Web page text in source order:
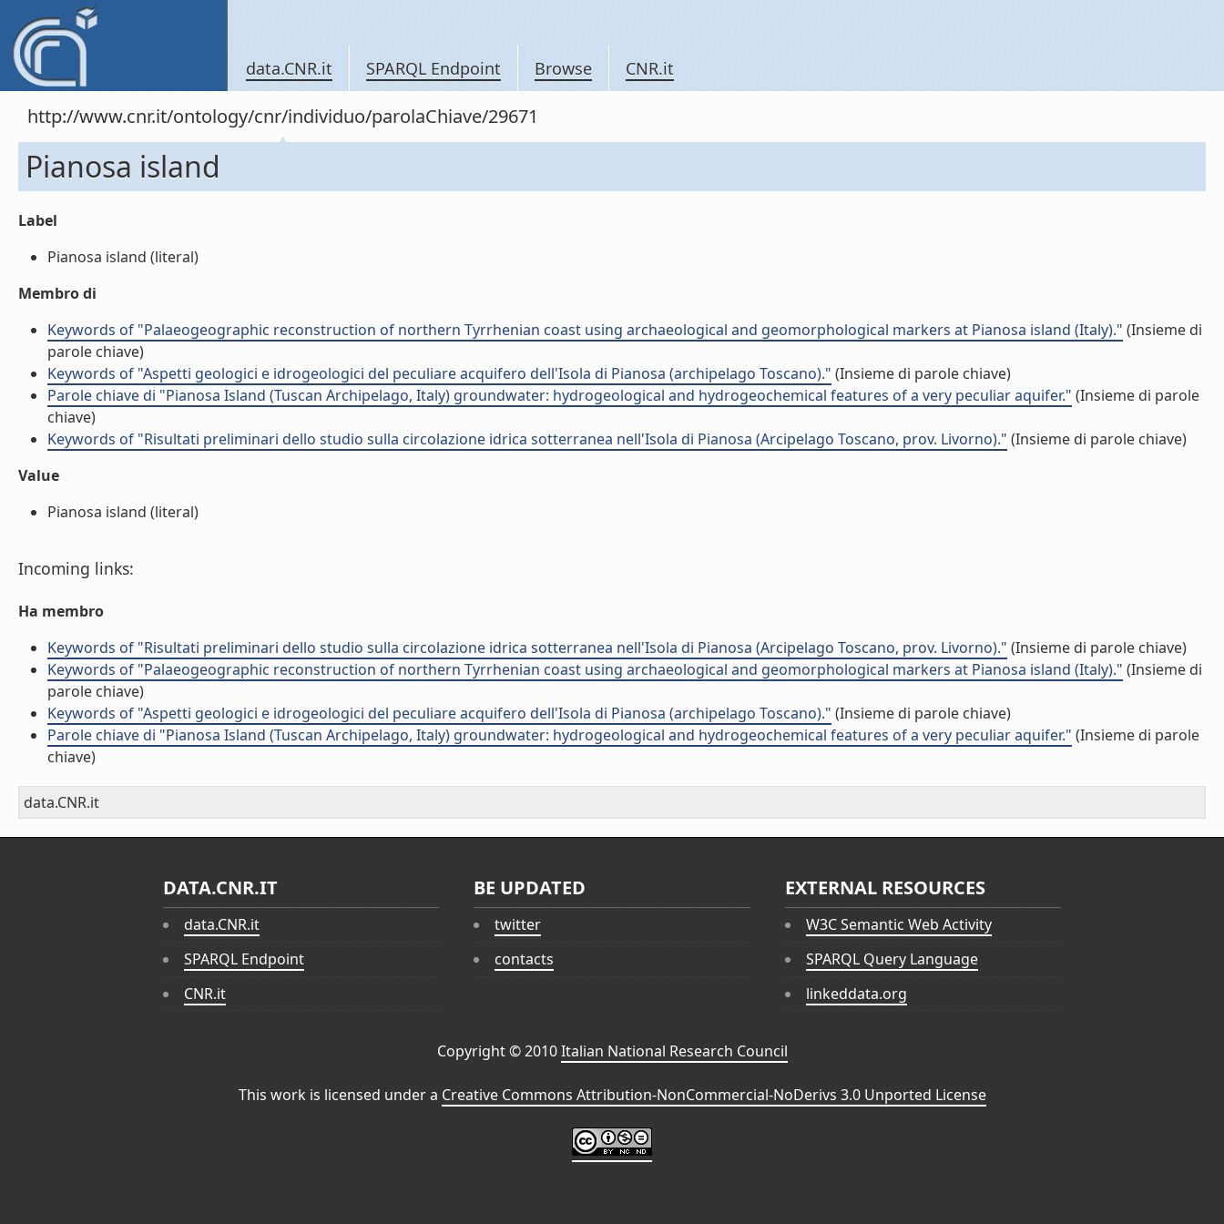
data.CNR.it SPARQL Endpoint Browse CNR.it
http://www.cnr.it/ontology/cnr/individuo/parolaChiave/29671
Pianosa island
Label
Pianosa island (literal)
Membro di
Keywords of "Palaeogeographic reconstruction of northern Tyrrhenian coast using archaeological and geomorphological markers at Pianosa island (Italy)." (Insieme di
parole chiave)
Keywords of "Aspetti geologici e idrogeologici del peculiare acquifero dell'Isola di Pianosa (archipelago Toscano)." (Insieme di parole chiave)
Parole chiave di "Pianosa Island (Tuscan Archipelago, Italy) groundwater: hydrogeological and hydrogeochemical features of a very peculiar aquifer." (Insieme di parole
chiave)
Keywords of "Risultati preliminari dello studio sulla circolazione idrica sotterranea nell'Isola di Pianosa (Arcipelago Toscano, prov. Livorno)." (Insieme di parole chiave)
Value
Pianosa island (literal)
Incoming links:
Ha membro
Keywords of "Risultati preliminari dello studio sulla circolazione idrica sotterranea nell'Isola di Pianosa (Arcipelago Toscano, prov. Livorno)." (Insieme di parole chiave)
Keywords of "Palaeogeographic reconstruction of northern Tyrrhenian coast using archaeological and geomorphological markers at Pianosa island (Italy)." (Insieme di
parole chiave)
Keywords of "Aspetti geologici e idrogeologici del peculiare acquifero dell'Isola di Pianosa (archipelago Toscano)." (Insieme di parole chiave)
Parole chiave di "Pianosa Island (Tuscan Archipelago, Italy) groundwater: hydrogeological and hydrogeochemical features of a very peculiar aquifer." (Insieme di parole
chiave)
data.CNR.it
DATA.CNR.IT
data.CNR.it
SPARQL Endpoint
CNR.it
BE UPDATED
twitter
contacts
EXTERNAL RESOURCES
W3C Semantic Web Activity
SPARQL Query Language
linkeddata.org
Copyright © 2010Italian National Research Council
This work is licensed under a Creative Commons Attribution-NonCommercial-NoDerivs 3.0 Unported License